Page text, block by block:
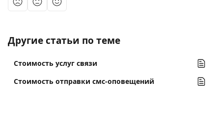
Другие статьи по теме
Стоимость услуг связи
Стоимость отправки смс-оповещений